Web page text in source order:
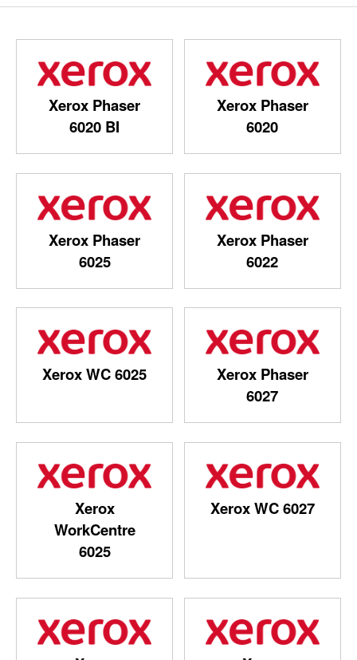
Xerox Phaser
6020
Xerox Phaser
6020 BI
Xerox Phaser
6022
Xerox Phaser
6025
Xerox Phaser
6027
Xerox WC 6025
Xerox WC 6027
Xerox
WorkCentre
6025